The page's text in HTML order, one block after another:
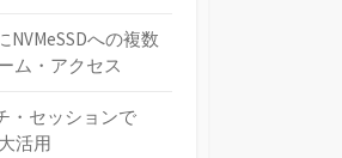
NVMeSSDへの複数
ム・アクセス
・セッションで
活用